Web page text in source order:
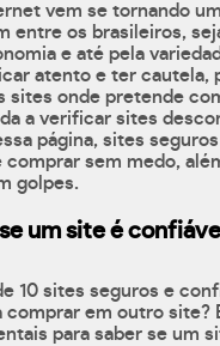
vem se tornando
entre os brasileiros,
e até pela
atento e ter cautela,
sites onde pretende
a verificar sites
página, sites
comprar sem medo,
golpes.
um site é
10 sites seguros e
comprar em outro site?
para saber se um